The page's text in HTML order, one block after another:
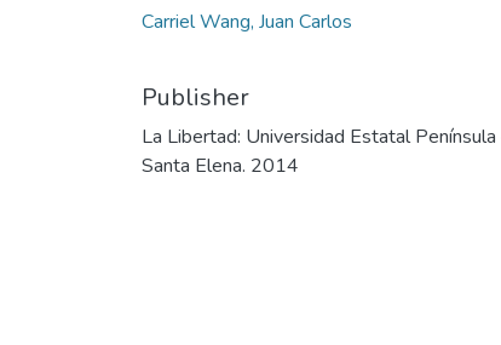
Carriel Wang, Juan Carlos
Publisher
La Libertad: Universidad Estatal Península
Santa Elena. 2014